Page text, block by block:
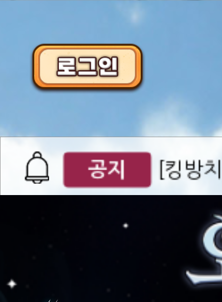
이벤트
서버오픈 07월
공지 [킹방
공지 [킹방
[킹방